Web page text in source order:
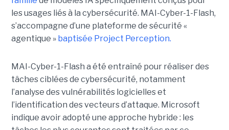
les usages liés à la cybersécurité. MAI-Cyber-1-Flash,
s’accompagne d’une plateforme de sécurité «
agentique » baptisée Project Perception.
MAI-Cyber-1-Flash a été entraîné pour réaliser des
tâches ciblées de cybersécurité, notamment
l’analyse des vulnérabilités logicielles et
l’identification des vecteurs d’attaque. Microsoft
indique avoir adopté une approche hybride : les